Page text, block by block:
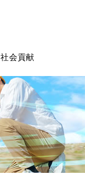
社会貢献